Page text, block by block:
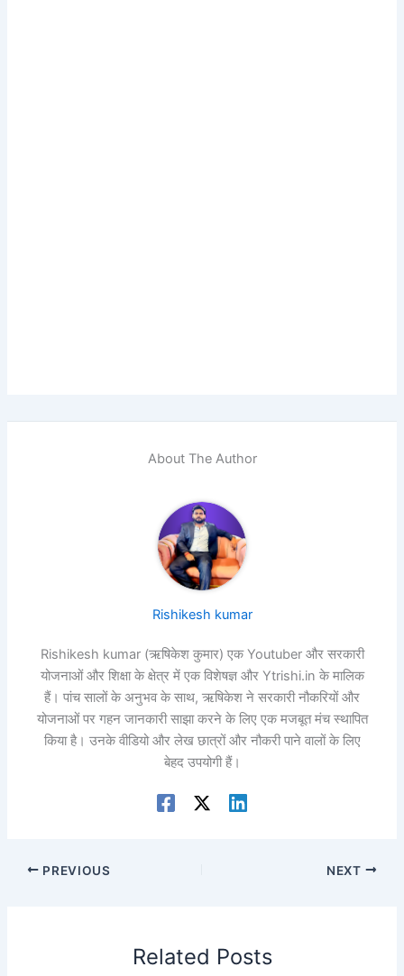
About The Author
Rishikesh kumar
Rishikesh kumar (ऋषिकेश कुमार) एक Youtuber और सरकारी
योजनाओं और शिक्षा के क्षेत्र में एक विशेषज्ञ और Ytrishi.in के मालिक
हैं। पांच सालों के अनुभव के साथ, ऋषिकेश ने सरकारी नौकरियों और
योजनाओं पर गहन जानकारी साझा करने के लिए एक मजबूत मंच स्थापित
किया है। उनके वीडियो और लेख छात्रों और नौकरी पाने वालों के लिए
बेहद उपयोगी हैं।
PREVIOUS NEXT
Related Posts